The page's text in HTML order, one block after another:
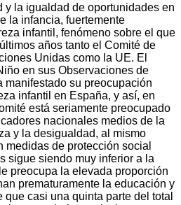
y la igualdad de oportunidades en
la infancia, fuertemente
infantil, fenómeno sobre el que
años tanto el Comité de
Unidas como la UE. El
en sus Observaciones de
manifestado su preocupación
infantil en España, y así, en
está seriamente preocupado
nacionales medios de la
y la desigualdad, al mismo
de protección social
sigue siendo muy inferior a la
preocupa la elevada proporción
prematuramente la educación y
que casi una quinta parte del total